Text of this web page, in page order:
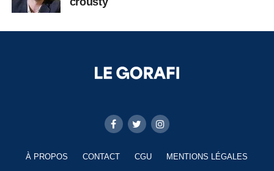
À PROPOS CONTACT CGU MENTIONS LÉGALES